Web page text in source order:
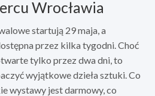
Wrocławia
startują 29 maja, a
przez kilka tygodni. Choć
tylko przez dwa dni, to
wyjątkowe dzieła sztuki. Co
wystawy jest darmowy, co